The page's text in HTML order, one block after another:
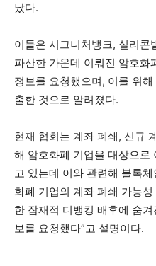
났다.
이들은 시그니처뱅크, 실리콘
파산한 가운데 이뤄진 암호화
정보를 요청했으며, 이를 위
출한 것으로 알려졌다.
현재 협회는 계좌 폐쇄, 신규
해 암호화폐 기업을 대상으로
고 있는데 이와 관련해 블록
화폐 기업의 계좌 폐쇄 가능
한 잠재적 디뱅킹 배후에 숨
보를 요청했다”고 설명이다.